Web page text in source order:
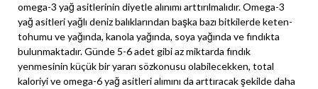
omega-3 yağ asitlerinin diyetle alınımı arttırılmalıdır. Omega-3
yağ asitleri yağlı deniz balıklarından başka bazı bitkilerde keten-
tohumu ve yağında, kanola yağında, soya yağında ve fındıkta
bulunmaktadır. Günde 5-6 adet gibi az miktarda fındık
yenmesinin küçük bir yararı sözkonusu olabilecekken, total
kaloriyi ve omega-6 yağ asitleri alımını da arttıracak şekilde daha